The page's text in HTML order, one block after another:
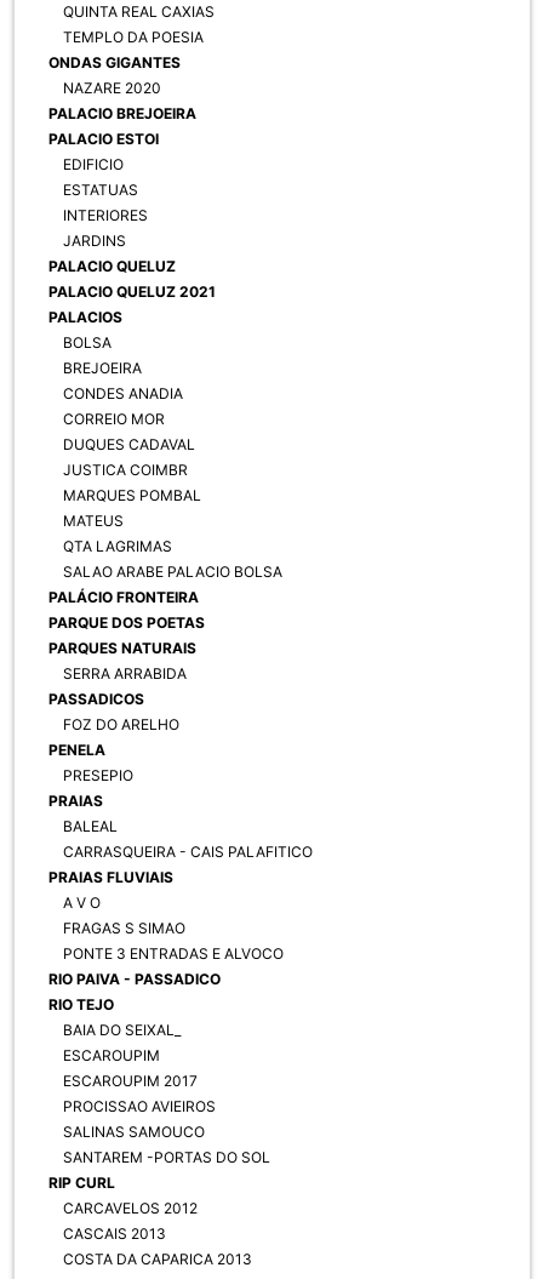
QUINTA REAL CAXIAS
TEMPLO DA POESIA
ONDAS GIGANTES
NAZARE 2020
PALACIO BREJOEIRA
PALACIO ESTOI
EDIFICIO
ESTATUAS
INTERIORES
JARDINS
PALACIO QUELUZ
PALACIO QUELUZ 2021
PALACIOS
BOLSA
BREJOEIRA
CONDES ANADIA
CORREIO MOR
DUQUES CADAVAL
JUSTICA COIMBR
MARQUES POMBAL
MATEUS
QTA LAGRIMAS
SALAO ARABE PALACIO BOLSA
PALÁCIO FRONTEIRA
PARQUE DOS POETAS
PARQUES NATURAIS
SERRA ARRABIDA
PASSADICOS
FOZ DO ARELHO
PENELA
PRESEPIO
PRAIAS
BALEAL
CARRASQUEIRA - CAIS PALAFITICO
PRAIAS FLUVIAIS
A V O
FRAGAS S SIMAO
PONTE 3 ENTRADAS E ALVOCO
RIO PAIVA - PASSADICO
RIO TEJO
BAIA DO SEIXAL_
ESCAROUPIM
ESCAROUPIM 2017
PROCISSAO AVIEIROS
SALINAS SAMOUCO
SANTAREM -PORTAS DO SOL
RIP CURL
CARCAVELOS 2012
CASCAIS 2013
COSTA DA CAPARICA 2013